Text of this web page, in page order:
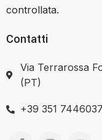
controllata.
Contatti
Via Terrarossa
(PT)
+39 351 7446037